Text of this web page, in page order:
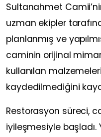
Sultanahmet
uzman ekipler
planlanmış ve
caminin orijinal
kullanılan
kaydedilmediğini
Restorasyon süreci,
iyileşmesiyle başladı.